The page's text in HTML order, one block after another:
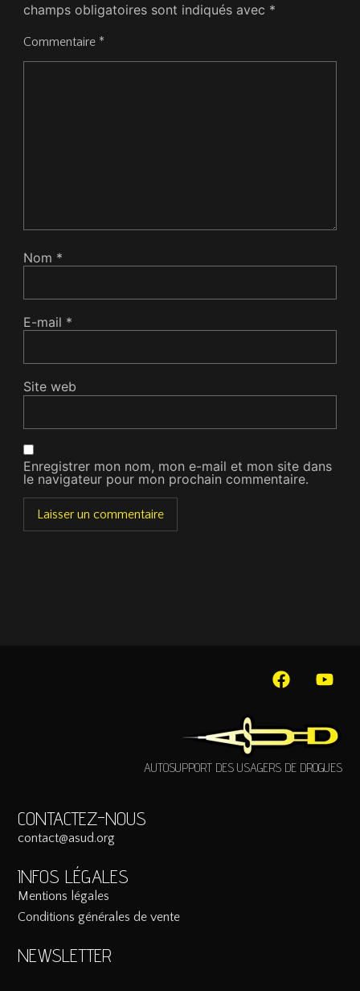
champs obligatoires sont indiqués avec *
Commentaire *
Nom *
E-mail *
Site web
Enregistrer mon nom, mon e-mail et mon site dans
le navigateur pour mon prochain commentaire.
AUTOSUPPORT DES USAGERS DE DROGUES
CONTACTEZ-NOUS
contact@asud.org
INFOS LÉGALES
Mentions légales
Conditions générales de vente
NEWSLETTER